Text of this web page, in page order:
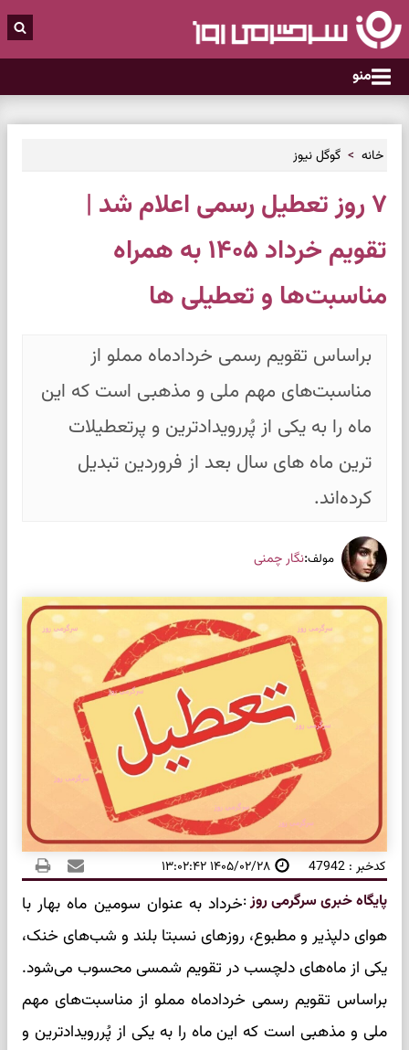
منو
خانه گوگل نیوز
۷ روز تعطیل رسمی اعلام شد |
تقویم خرداد ۱۴۰۵ به همراه
مناسبت‌ها و تعطیلی ها
براساس تقویم رسمی خردادماه مملو از
مناسبت‌های مهم ملی و مذهبی است که این
ماه را به یکی از پُررویدادترین و پرتعطیلات
ترین ماه های سال بعد از فروردین تبدیل
کرده‌اند.
مولف:نگار چمنی
کدخبر : 47942 ۱۴۰۵/۰۲/۲۸ ۱۳:۰۲:۴۲
پایگاه خبری سرگرمی روز:خرداد به عنوان سومین ماه بهار با
هوای دلپذیر و مطبوع، روزهای نسبتا بلند و شب‌های خنک،
یکی از ماه‌های دلچسب در تقویم شمسی محسوب می‌شود.
براساس تقویم رسمی خردادماه مملو از مناسبت‌های مهم
ملی و مذهبی است که این ماه را به یکی از پُررویدادترین و